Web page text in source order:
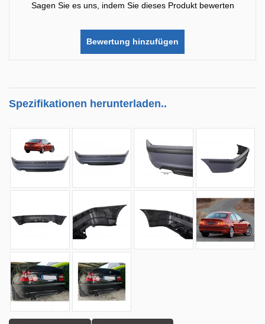
Sagen Sie es uns, indem Sie dieses Produkt bewerten
Bewertung hinzufügen
Spezifikationen herunterladen..